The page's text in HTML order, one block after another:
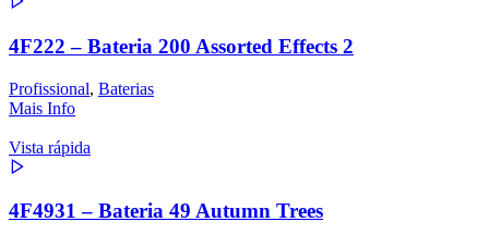
4F222 – Bateria 200 Assorted Effects 2
Profissional, Baterias
Mais Info
Vista rápida
4F4931 – Bateria 49 Autumn Trees